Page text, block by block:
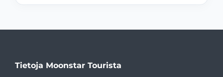
Tietoja Moonstar Tourista